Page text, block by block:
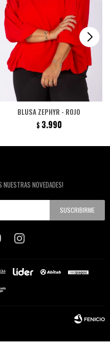
BLUSA ZEPHYR - ROJO
$ 3.990
NOVEDADES!
SUSCRIBIRME
